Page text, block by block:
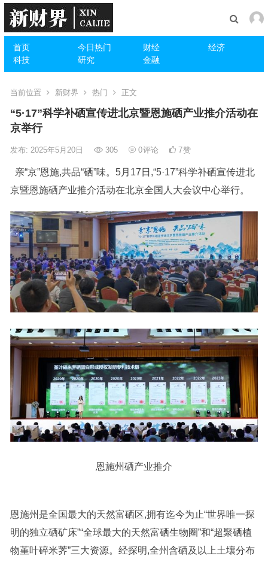
首页 今日热门 财经
经济
科技
研究 金融
当前位置 新财界 热门 正文
“5·17”科学补硒宣传进北京暨恩施硒产业推介活动在
京举行
发布: 2025年5月20日 305 0评论 7赞
亲“京”恩施,共品“硒”味。5月17日,“5·17”科学补硒宣传进北
京暨恩施硒产业推介活动在北京全国人大会议中心举行。
恩施州硒产业推介
恩施州是全国最大的天然富硒区,拥有迄今为止“世界唯一探
明的独立硒矿床”“全球最大的天然富硒生物圈”和“超聚硒植
物堇叶碎米荠”三大资源。经探明,全州含硒及以上土壤分布